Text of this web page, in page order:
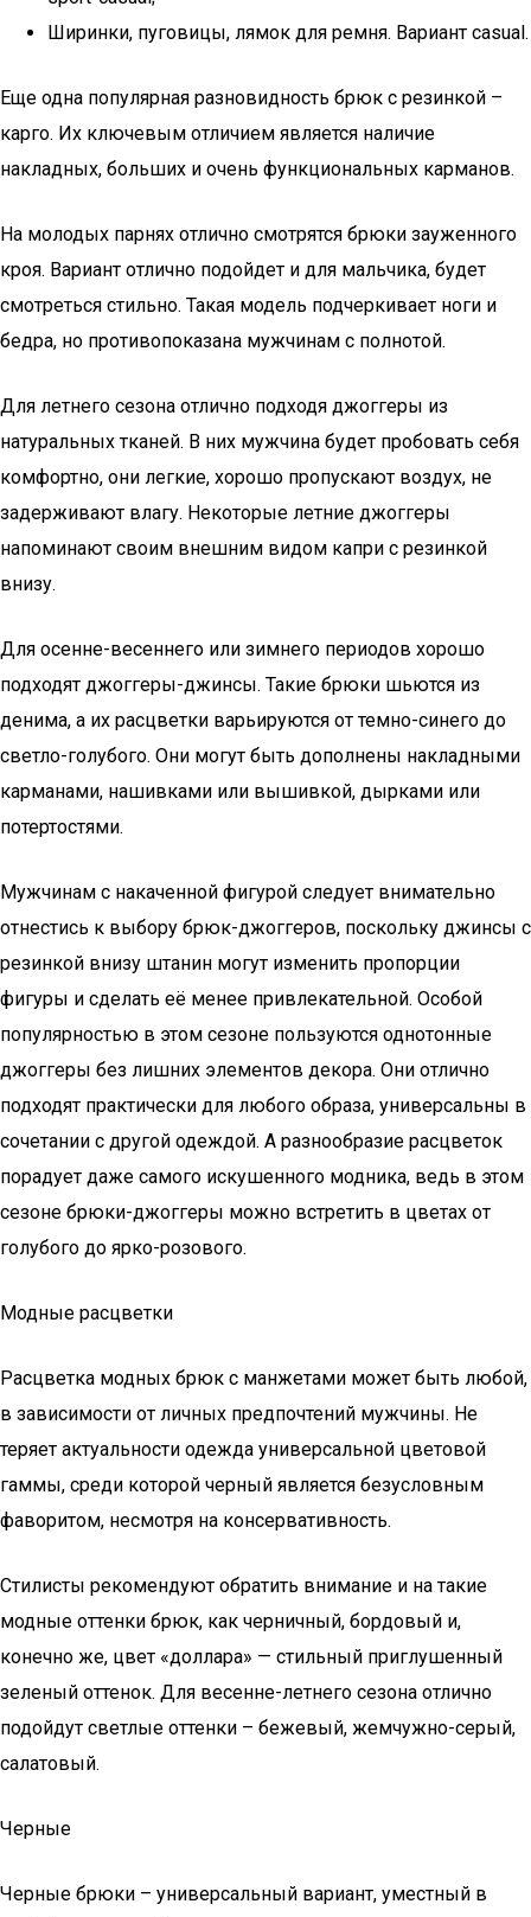
Ширинки, пуговицы, лямок для ремня. Вариант casual.
Еще одна популярная разновидность брюк с резинкой –
карго. Их ключевым отличием является наличие
накладных, больших и очень функциональных карманов.
На молодых парнях отлично смотрятся брюки зауженного
кроя. Вариант отлично подойдет и для мальчика, будет
смотреться стильно. Такая модель подчеркивает ноги и
бедра, но противопоказана мужчинам с полнотой.
Для летнего сезона отлично подходя джоггеры из
натуральных тканей. В них мужчина будет пробовать себя
комфортно, они легкие, хорошо пропускают воздух, не
задерживают влагу. Некоторые летние джоггеры
напоминают своим внешним видом капри с резинкой
внизу.
Для осенне-весеннего или зимнего периодов хорошо
подходят джоггеры-джинсы. Такие брюки шьются из
денима, а их расцветки варьируются от темно-синего до
светло-голубого. Они могут быть дополнены накладными
карманами, нашивками или вышивкой, дырками или
потертостями.
Мужчинам с накаченной фигурой следует внимательно
отнестись к выбору брюк-джоггеров, поскольку джинсы с
резинкой внизу штанин могут изменить пропорции
фигуры и сделать её менее привлекательной. Особой
популярностью в этом сезоне пользуются однотонные
джоггеры без лишних элементов декора. Они отлично
подходят практически для любого образа, универсальны в
сочетании с другой одеждой. А разнообразие расцветок
порадует даже самого искушенного модника, ведь в этом
сезоне брюки-джоггеры можно встретить в цветах от
голубого до ярко-розового.
Модные расцветки
Расцветка модных брюк с манжетами может быть любой,
в зависимости от личных предпочтений мужчины. Не
теряет актуальности одежда универсальной цветовой
гаммы, среди которой черный является безусловным
фаворитом, несмотря на консервативность.
Стилисты рекомендуют обратить внимание и на такие
модные оттенки брюк, как черничный, бордовый и,
конечно же, цвет «доллара» — стильный приглушенный
зеленый оттенок. Для весенне-летнего сезона отлично
подойдут светлые оттенки – бежевый, жемчужно-серый,
салатовый.
Черные
Черные брюки – универсальный вариант, уместный в